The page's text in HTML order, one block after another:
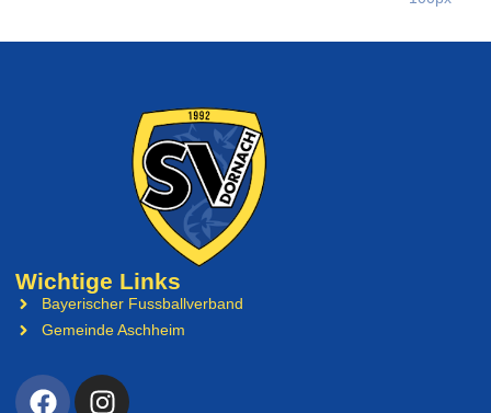
Wichtige Links
Bayerischer Fussballverband
Gemeinde Aschheim